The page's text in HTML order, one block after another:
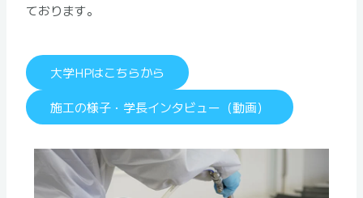
ております。
大学HPはこちらから
施工の様子・学長インタビュー（動画）